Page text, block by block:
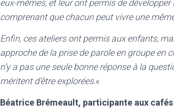
eux-mêmes, et leur ont permis de
comprenant que chacun peut vivre une
Enfin, ces ateliers ont permis aux enfants,
approche de la prise de parole en groupe en
n’y a pas une seule bonne réponse à la
méritent d’être explorées.«
Béatrice Brémeault, participante aux